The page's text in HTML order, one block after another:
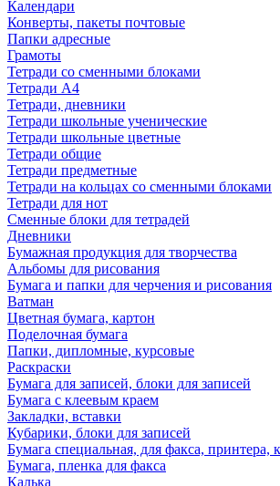
Календари
Конверты, пакеты почтовые
Папки адресные
Грамоты
Тетради со сменными блоками
Тетради А4
Тетради, дневники
Тетради школьные ученические
Тетради школьные цветные
Тетради общие
Тетради предметные
Тетради на кольцах со сменными блоками
Тетради для нот
Сменные блоки для тетрадей
Дневники
Бумажная продукция для творчества
Альбомы для рисования
Бумага и папки для черчения и рисования
Ватман
Цветная бумага, картон
Поделочная бумага
Папки, дипломные, курсовые
Раскраски
Бумага для записей, блоки для записей
Бумага с клеевым краем
Закладки, вставки
Кубарики, блоки для записей
Бумага специальная, для факса, принтера,
Бумага, пленка для факса
Калька